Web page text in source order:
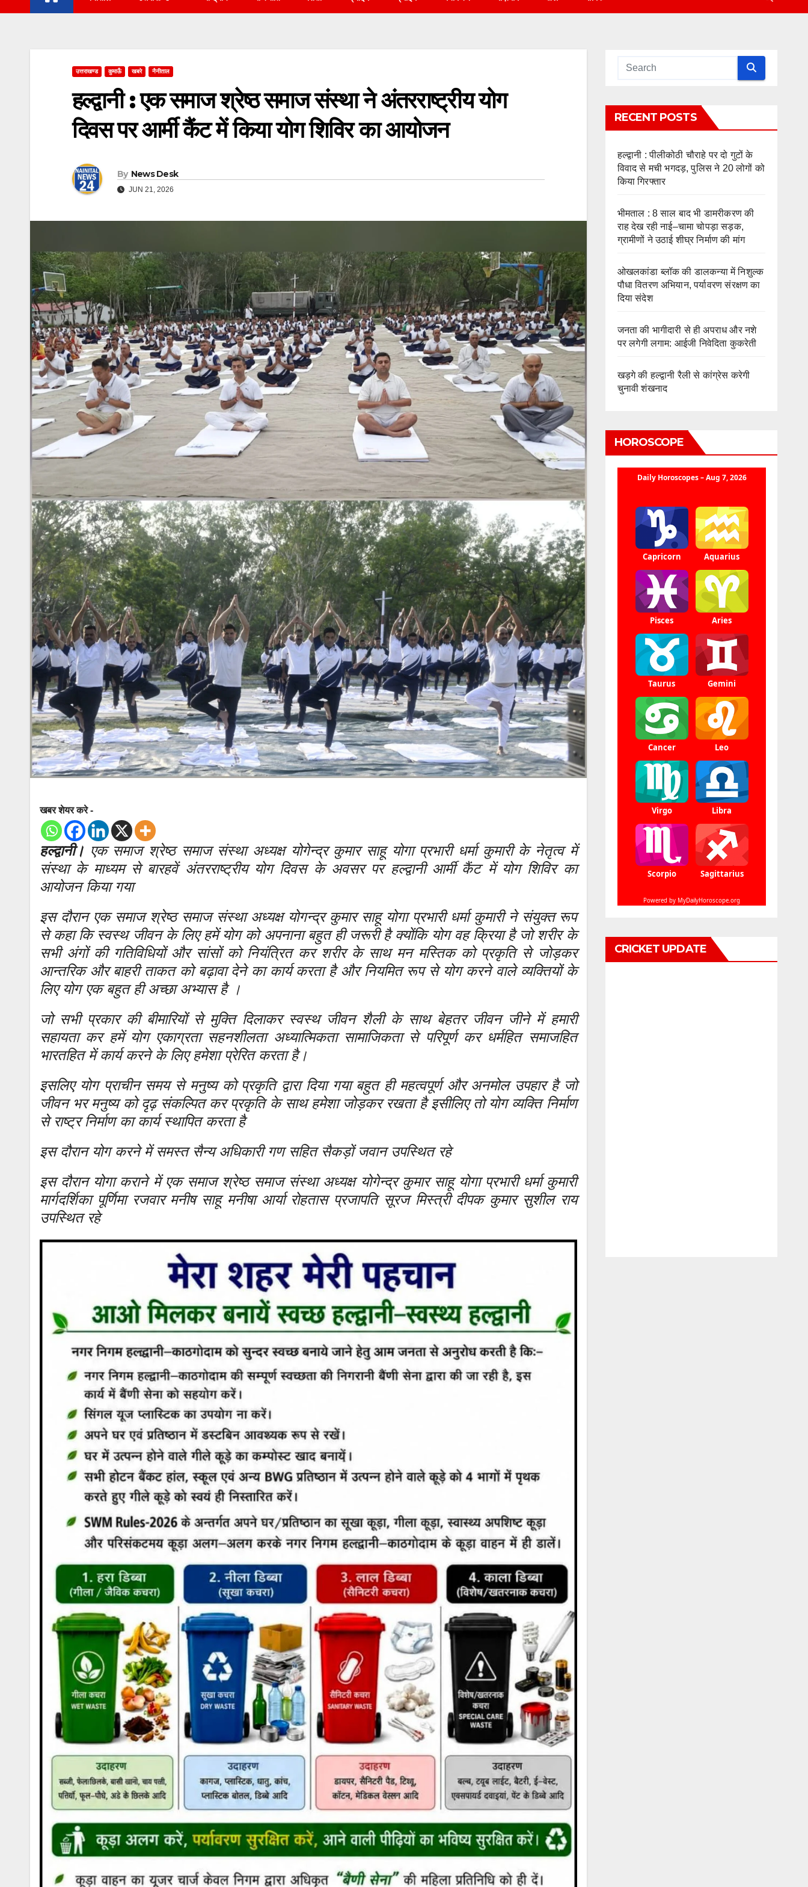
उत्तराखण्ड कुमाऊँ खबरे नैनीताल
हल्द्वानी : एक समाज श्रेष्ठ समाज संस्था ने अंतरराष्ट्रीय योग
दिवस पर आर्मी कैंट में किया योग शिविर का आयोजन
By News Desk
JUN 21, 2026
खबर शेयर करे -
हल्द्वानी। एक समाज श्रेष्ठ समाज संस्था अध्यक्ष योगेन्द्र कुमार साहू योगा प्रभारी धर्मा कुमारी के नेतृत्व में
संस्था के माध्यम से बारहवें अंतरराष्ट्रीय योग दिवस के अवसर पर हल्द्वानी आर्मी कैंट में योग शिविर का
आयोजन किया गया
इस दौरान एक समाज श्रेष्ठ समाज संस्था अध्यक्ष योगन्द्र कुमार साहू योगा प्रभारी धर्मा कुमारी ने संयुक्त रूप
से कहा कि स्वस्थ जीवन के लिए हमें योग को अपनाना बहुत ही जरूरी है क्योंकि योग वह क्रिया है जो शरीर के
सभी अंगों की गतिविधियों और सांसों को नियंत्रित कर शरीर के साथ मन मस्तिक को प्रकृति से जोड़कर
आन्तरिक और बाहरी ताकत को बढ़ावा देने का कार्य करता है और नियमित रूप से योग करने वाले व्यक्तियों के
लिए योग एक बहुत ही अच्छा अभ्यास है ।
जो सभी प्रकार की बीमारियों से मुक्ति दिलाकर स्वस्थ जीवन शैली के साथ बेहतर जीवन जीने में हमारी
सहायता कर हमें योग एकाग्रता सहनशीलता अध्यात्मिकता सामाजिकता से परिपूर्ण कर धर्महित समाजहित
भारतहित में कार्य करने के लिए हमेशा प्रेरित करता है।
इसलिए योग प्राचीन समय से मनुष्य को प्रकृति द्वारा दिया गया बहुत ही महत्वपूर्ण और अनमोल उपहार है जो
जीवन भर मनुष्य को दृढ़ संकल्पित कर प्रकृति के साथ हमेशा जोड़कर रखता है इसीलिए तो योग व्यक्ति निर्माण
से राष्ट्र निर्माण का कार्य स्थापित करता है
इस दौरान योग करने में समस्त सैन्य अधिकारी गण सहित सैकड़ों जवान उपस्थित रहे
इस दौरान योगा कराने में एक समाज श्रेष्ठ समाज संस्था अध्यक्ष योगेन्द्र कुमार साहू योगा प्रभारी धर्मा कुमारी
मार्गदर्शिका पूर्णिमा रजवार मनीष साहू मनीषा आर्या रोहतास प्रजापति सूरज मिस्त्री दीपक कुमार सुशील राय
उपस्थित रहे
RECENT POSTS
हल्द्वानी : पीलीकोठी चौराहे पर दो गुटों के
विवाद से मची भगदड़, पुलिस ने 20 लोगों को
किया गिरफ्तार
भीमताल : 8 साल बाद भी डामरीकरण की
राह देख रही नाई–चामा चोपड़ा सड़क,
ग्रामीणों ने उठाई शीघ्र निर्माण की मांग
ओखलकांडा ब्लॉक की डालकन्या में निशुल्क
पौधा वितरण अभियान, पर्यावरण संरक्षण का
दिया संदेश
जनता की भागीदारी से ही अपराध और नशे
पर लगेगी लगाम: आईजी निवेदिता कुकरेती
खड़गे की हल्द्वानी रैली से कांग्रेस करेगी
चुनावी शंखनाद
HOROSCOPE
CRICKET UPDATE